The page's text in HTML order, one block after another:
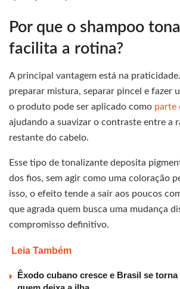
Por que o shampoo
facilita a rotina?
A principal vantagem está na
preparar mistura, separar pincel e fazer
o produto pode ser aplicado como parte
ajudando a suavizar o contraste entre a
restante do cabelo.
Esse tipo de tonalizante deposita
dos fios, sem agir como uma coloração
isso, o efeito tende a sair aos poucos
que agrada quem busca uma mudança
compromisso definitivo.
Leia Também
Êxodo cubano cresce e Brasil se